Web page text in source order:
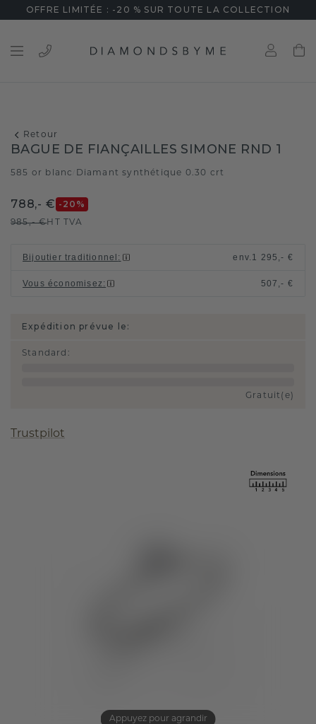
OFFRE LIMITÉE : -20 % SUR TOUTE LA COLLECTION
Retour
Appuyez pour agrandir
BAGUE DE FIANÇAILLES SIMONE RND 1
585 or blanc Diamant synthétique 0.30 crt
788,- € -20 %
985,- €HT TVA
Bijoutier traditionnel : env. 1 295,- €
Vous économisez: 507,- €
Expédition prévue le:
Standard :
Gratuit(e)
Trustpilot